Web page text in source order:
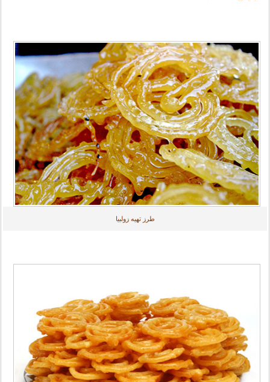
طرز تهیه زولبیا